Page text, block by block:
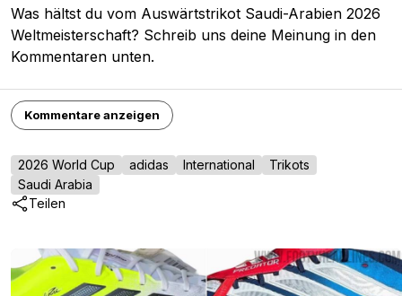
Was hältst du vom Auswärtstrikot Saudi-Arabien 2026
Weltmeisterschaft? Schreib uns deine Meinung in den
Kommentaren unten.
Kommentare anzeigen
2026 World Cup adidas International
Trikots
Saudi Arabia
Teilen